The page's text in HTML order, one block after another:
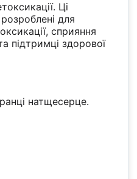
Ці
для
сприяння
підтримці здорової
натщесерце.